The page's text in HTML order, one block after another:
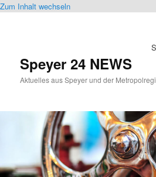
Zum Inhalt wechseln
Speyer 24 NEWS
Aktuelles aus Speyer und der